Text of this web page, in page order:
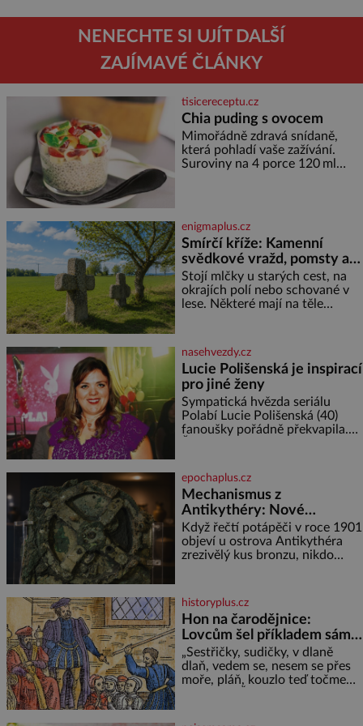
NENECHTE SI UJÍT DALŠÍ
ZAJÍMAVÉ ČLÁNKY
tisicereceptu.cz
Chia puding s ovocem
Mimořádně zdravá snídaně,
která pohladí vaše zažívání.
Suroviny na 4 porce 120 ml
nasypeme chia semí
enigmaplus.cz
Smírčí kříže: Kamenní
svědkové vražd, pomsty a
dávných vin
Stojí mlčky u starých cest, na
okrajích polí nebo schované v
lese. Některé mají na těle
kříž. Na první pohled vypadají
jako zapomenuté nábo
nasehvezdy.cz
Lucie Polišenská je inspirací
pro jiné ženy
Sympatická hvězda seriálu
Polabí Lucie Polišenská (40)
fanoušky pořádně překvapila.
módu si příliš nepotrpí, se
vůbec poprvé postavila před
objekti
epochaplus.cz
Mechanismus z
Antikythéry: Nové
výzkumy odhalují další
překvapení o starověkém
počítači
Když řečtí potápěči v roce 1901
objeví u ostrova Antikythéra
zrezivělý kus bronzu, nikdo
starověku. Až moderní
rentgenové tomografy odhalí
desítky ozubených kol ukrytých
uvnitř. Mechanismus z
Antikythéry je dnes považován
za nejstarší známý analogový
počítač na světě. Přesto ani po
historyplus.cz
Hon na čarodějnice:
Lovcům šel příkladem sám
král
„Sestřičky, sudičky, v dlaně
dlaň, vedem se, nesem se přes
moře, pláň, kouzlo teď točme
napětím ani nedýchají. Píše se